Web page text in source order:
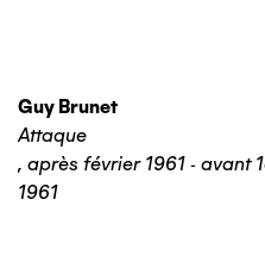
Guy Brunet
Attaque
, après février 1961 - avant
1961